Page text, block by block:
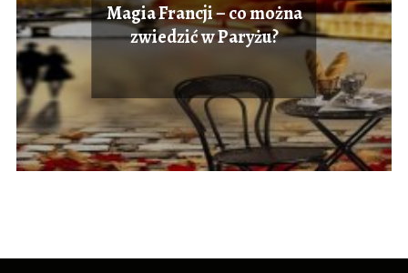
Magia Francji – co można
zwiedzić w Paryżu?